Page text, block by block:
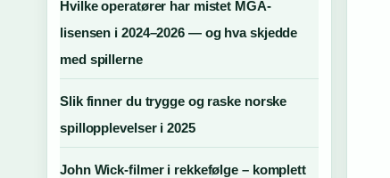
Hvilke operatører har mistet MGA-
lisensen i 2024–2026 — og hva skjedde
med spillerne
Slik finner du trygge og raske norske
spillopplevelser i 2025
John Wick-filmer i rekkefølge – komplett